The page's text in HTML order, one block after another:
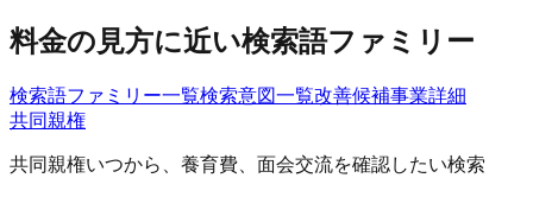
料金の見方に近い検索語ファミリー
検索語ファミリー一覧検索意図一覧改善候補事業詳細
共同親権
共同親権いつから、養育費、面会交流を確認したい検索